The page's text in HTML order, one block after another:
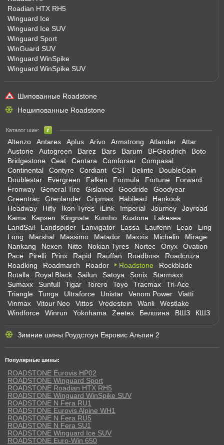
Roadian HTX RH5
Winguard Ice
Winguard Ice SUV
Winguard Sport
WinGuard SUV
Winguard WinSpike
Winguard WinSpike SUV
Шипованные Roadstone
Нешипованные Roadstone
Каталог шин:
Altenzo Antares Aplus Arivo Armstrong Atlander
Attar
Austone
Autogreen Barez Bars Barum BFGoodrich
Boto
Bridgestone
Ceat Centara Comforser
Compasal
Continental
Contyre Cordiant CST Delinte
DoubleCoin
Doublestar
Evergreen Falken Formula Fortune
Forward
Fronway
General Tire Gislaved Goodride
Goodyear
Greentrac
Grenlander Gripmax Habilead
Hankook
Headway
Hifly Ikon Tyres iLink Imperial Journey
Joyroad
Kama
Kapsen Kingnate Kumho Kustone
Lakesea
LandSail
Landspider Lanvigator Lassa Laufenn Leao
Ling
Long
Marshal Massimo Matador Maxxis Michelin
Mirage
Nankang
Nexen Nitto Nokian Tyres Nortec Onyx
Ovation
Pace
Pirelli Prinx Rapid Rauffan Roadboss
Roadcruza
Roadking
Roadmarch Roador Roadstone
Rockblade
Rotalla
Royal Black Sailun Satoya Sonix
Starmaxx
Sumaxx
Sunfull Tigar Torero Toyo Tracmax
Tri-Ace
Triangle
Tunga Ultraforce Unistar Venom Power
Viatti
Vinmax
Vitour Neo Vittos Vredestein Wanli
Westlake
Windforce
Winrun Yokohama Zeetex Белшина ВШЗ КШЗ
Зимние шины Роудстоун Евровис Альпин 2
Популярные шины:
ROADSTONE Eurovis HP02
ROADSTONE Winguard Sport
ROADSTONE Roadian HTX RH5
ROADSTONE Winguard WinSpike SUV
ROADSTONE N Fera RU1
ROADSTONE Eurovis Alpine WH1
ROADSTONE N Fera RU5
ROADSTONE N Fera SU1
ROADSTONE Winguard Ice SUV
ROADSTONE Euro-Win 650